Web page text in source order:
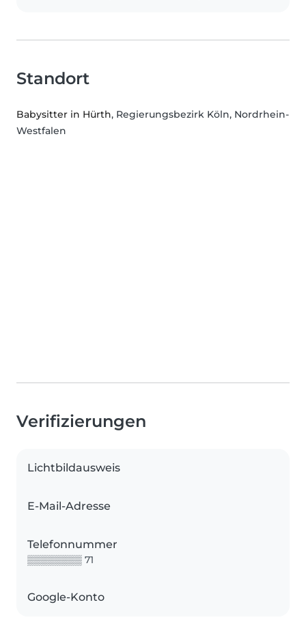
Standort
Babysitter in Hürth, Regierungsbezirk Köln, Nordrhein-
Westfalen
Verifizierungen
Lichtbildausweis
E-Mail-Adresse
Telefonnummer
▒▒▒▒▒▒▒▒ 71
Google-Konto